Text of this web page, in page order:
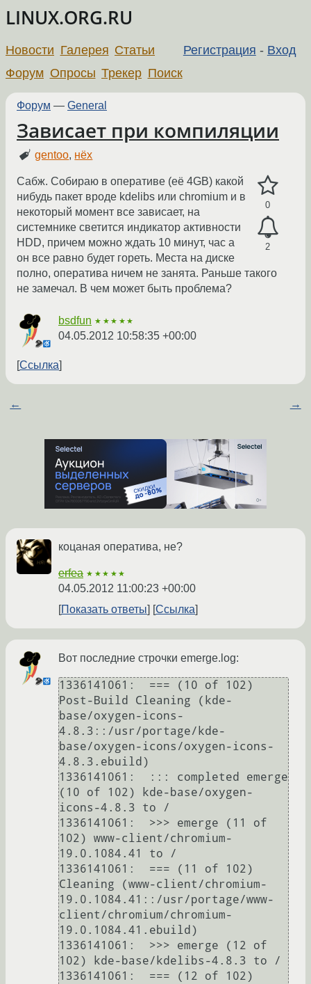
LINUX.ORG.RU
Регистрация - Вход
Новости Галерея Статьи
Форум Опросы Трекер Поиск
Форум — General
Зависает при компиляции
gentoo, нёх
0
2
Сабж. Собираю в оперативе (её 4GB) какой
нибудь пакет вроде kdelibs или chromium и в
некоторый момент все зависает, на
системнике светится индикатор активности
HDD, причем можно ждать 10 минут, час а
он все равно будет гореть. Места на диске
полно, оператива ничем не занята. Раньше такого
не замечал. В чем может быть проблема?
bsdfun ★★★★★
04.05.2012 10:58:35 +00:00
Ссылка
← →
коцаная оператива, не?
erfea ★★★★★
04.05.2012 11:00:23 +00:00
Показать ответы
Ссылка
Вот последние строчки emerge.log:
1336141061:  === (10 of 102)
Post-Build Cleaning (kde-
base/oxygen-icons-
4.8.3::/usr/portage/kde-
base/oxygen-icons/oxygen-icons-
4.8.3.ebuild)
1336141061:  ::: completed emerge
(10 of 102) kde-base/oxygen-
icons-4.8.3 to /
1336141061:  >>> emerge (11 of
102) www-client/chromium-
19.0.1084.41 to /
1336141061:  === (11 of 102)
Cleaning (www-client/chromium-
19.0.1084.41::/usr/portage/www-
client/chromium/chromium-
19.0.1084.41.ebuild)
1336141061:  >>> emerge (12 of
102) kde-base/kdelibs-4.8.3 to /
1336141061:  === (12 of 102)